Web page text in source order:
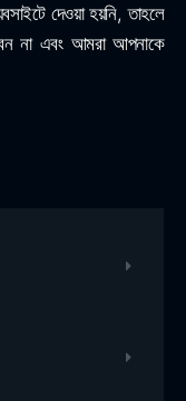
দেওয়া হয়নি, তাহলে
না এবং আমরা আপনাকে